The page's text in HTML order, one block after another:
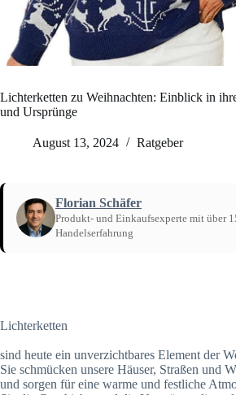
Lichterketten zu Weihnachten: Einblick in
und Ursprünge
August 13, 2024 Ratgeber
Florian Schäfer
Produkt- und Einkaufsexperte mit über
Handelserfahrung
Lichterketten
sind heute ein unverzichtbares Element der
Sie schmücken unsere Häuser, Straßen und
und sorgen für eine warme und festliche